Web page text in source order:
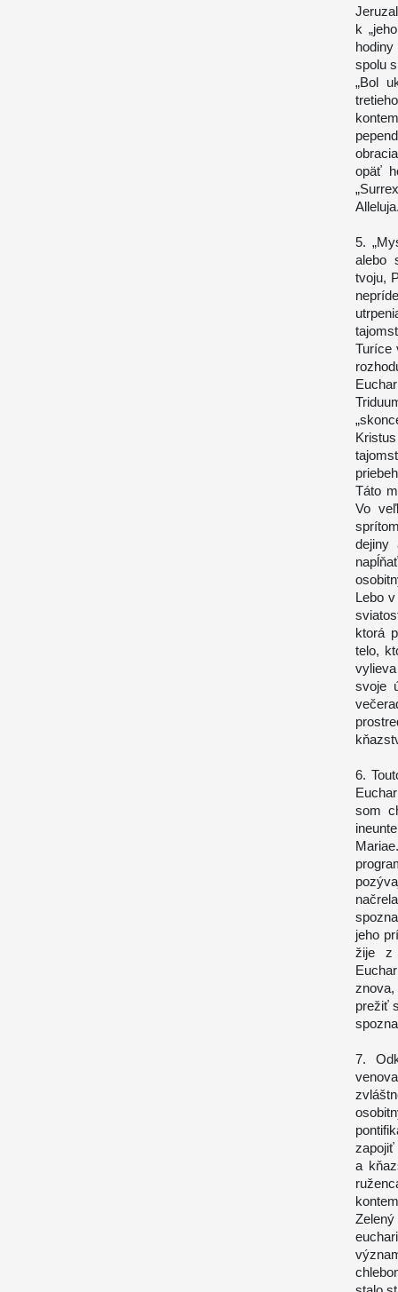
k
spolu
„Bol
opäť
5.
alebo
tvoju,
Turíce
Táto
Vo
dejiny
Lebo
ktorá
telo,
svoje
6.
som
jeho
žije z
prežiť
7.
zapojiť
a